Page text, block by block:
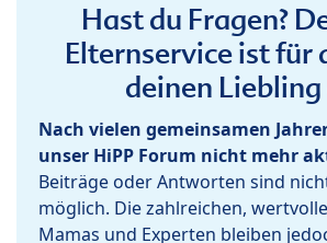
Hast du Fragen?
Elternservice ist für
deinen Liebling
Nach vielen gemeinsamen
unser HiPP Forum nicht mehr
Beiträge oder Antworten sind
möglich. Die zahlreichen,
Mamas und Experten bleiben